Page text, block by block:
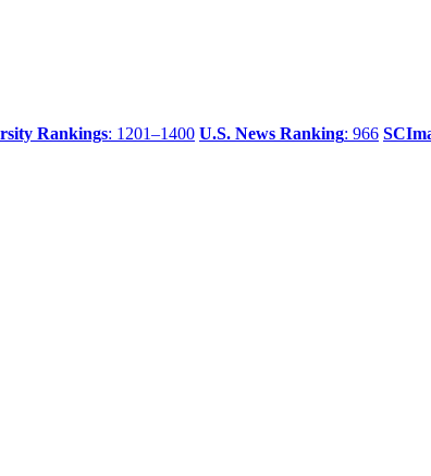
Rankings: 1201–1400 U.S. News Ranking: 966